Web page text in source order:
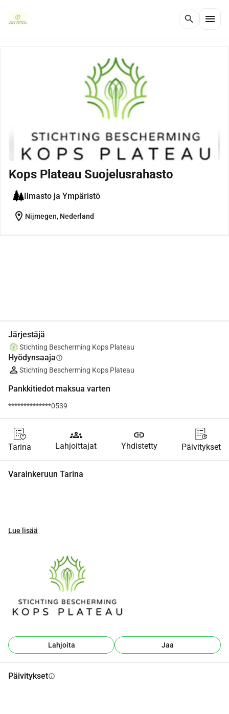
search menu
Kops Plateau Suojelusrahasto
Ilmasto ja Ympäristö
location_on Nijmegen, Nederland
Järjestäjä
Stichting Bescherming Kops Plateau
Hyödynsaajainfo
Stichting Bescherming Kops Plateau
Pankkitiedot maksua varten
**************0539
Tarina
groups
Lahjoittajat
link
Yhdistetty Päivitykset
Varainkeruun Tarina
Lue lisää
Lahjoita Jaa
Päivityksetinfo